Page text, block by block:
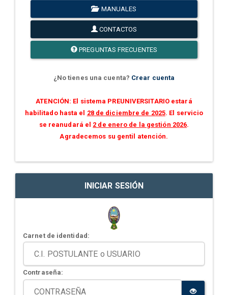
MANUALES
CONTACTOS
PREGUNTAS FRECUENTES
¿No tienes una cuenta? Crear cuenta
ATENCIÓN: El sistema PREUNIVERSITARIO estará
habilitado hasta el 28 de diciembre de 2025. El servicio
se reanudará el 2 de enero de la gestión 2026.
Agradecemos su gentil atención.
INICIAR SESIÓN
Carnet de identidad:
Contraseña: